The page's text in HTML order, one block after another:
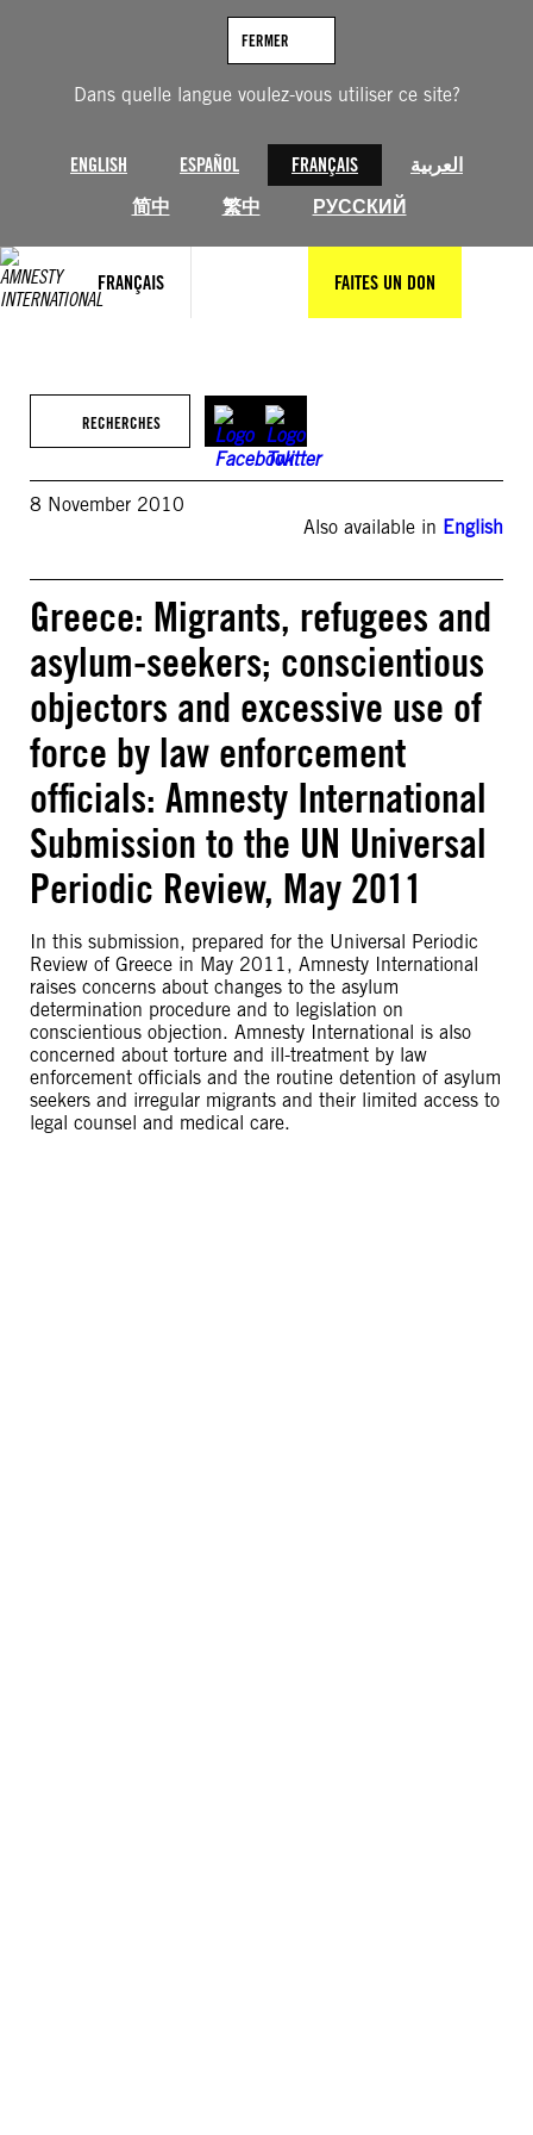
Dans quelle langue voulez-vous utiliser ce site?
ENGLISH ESPAÑOL FRANÇAIS
العربية
简中
繁中 РУССКИЙ
FERMER
FRANÇAIS FAITES UN DON
RECHERCHES
8 November 2010
Also available in English
Greece: Migrants, refugees and
asylum-seekers; conscientious
objectors and excessive use of
force by law enforcement
officials: Amnesty International
Submission to the UN Universal
Periodic Review, May 2011
In this submission, prepared for the Universal Periodic
Review of Greece in May 2011, Amnesty International
raises concerns about changes to the asylum
determination procedure and to legislation on
conscientious objection. Amnesty International is also
concerned about torture and ill-treatment by law
enforcement officials and the routine detention of asylum
seekers and irregular migrants and their limited access to
legal counsel and medical care.